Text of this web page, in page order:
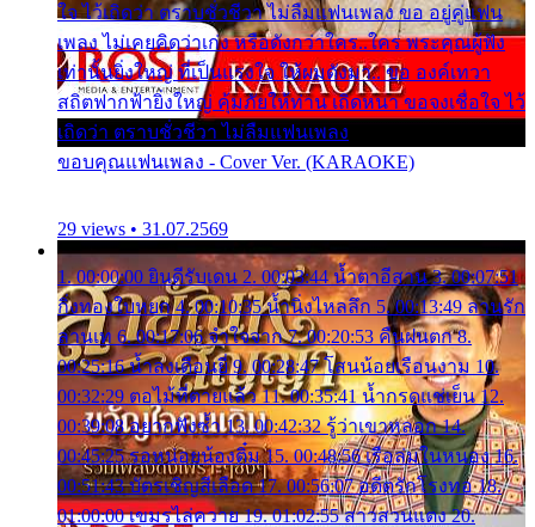
ใจ ไว้เถิดว่า ตราบชั่วชีวา ไม่ลืมแฟนเพลง ขอ อยู่คู่แฟน
เพลง ไม่เคยคิดว่าเก่ง หรือดังกว่าใคร..ใคร พระคุณผู้ฟัง
เท่านั้นยิ่งใหญ่ ที่เป็นแรงใจ ให้ผมดังมา.. ขอ องค์เทวา
สถิตฟากฟ้ายิ่งใหญ่ คุ้มภัยให้ท่าน เถิดหนา ขอจงเชื่อใจ ไว้
เถิดว่า ตราบชั่วชีวา ไม่ลืมแฟนเพลง
ขอบคุณแฟนเพลง - Cover Ver. (KARAOKE)
29 views • 31.07.2569
1. 00:00:00 ยินดีรับเดน 2. 00:03:44 น้ำตาอีสาน 3. 00:07:51
กิ่งทองใบหยก 4. 00:10:35 น้ำนิ่งไหลลึก 5. 00:13:49 ลานรัก
ลานเท 6. 00:17:06 จำใจจาก 7. 00:20:53 คืนฝนตก 8.
00:25:16 น้ำลงเดือนยี่ 9. 00:28:47 โสนน้อยเรือนงาม 10.
00:32:29 ตอไม้ที่ตายแล้ว 11. 00:35:41 น้ำกรดแช่เย็น 12.
00:39:08 อยากฟังซ้ำ 13. 00:42:32 รู้ว่าเขาหลอก 14.
00:45:25 รอหน่อยน้องติ๋ม 15. 00:48:56 เรือล่มในหนอง 16.
00:51:43 บัตรเชิญสีเลือด 17. 00:56:07 อดีตรักโรงทอ 18.
01:00:00 เขมรไล่ควาย 19. 01:02:55 สาวสวนแตง 20.